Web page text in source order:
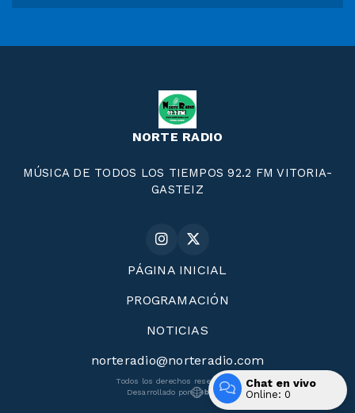
NORTE RADIO
MÚSICA DE TODOS LOS TIEMPOS 92.2 FM VITORIA-
GASTEIZ
PÁGINA INICIAL
PROGRAMACIÓN
NOTICIAS
norteradio@norteradio.com
Todos los derechos reservados.
Desarrollado por
Chat en vivo
Online: 0